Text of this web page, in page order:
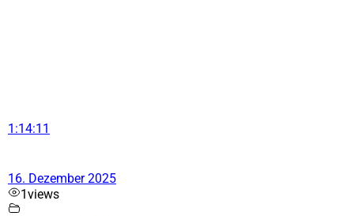
1:14:11
16. Dezember 2025
1views